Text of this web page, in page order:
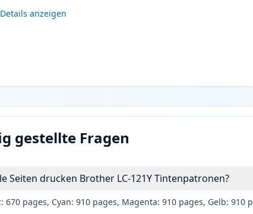
anzeigen
gestellte Fragen
Seiten drucken Brother LC-121Y Tintenpatronen?
670 pages, Cyan: 910 pages, Magenta: 910 pages, Gelb: 910